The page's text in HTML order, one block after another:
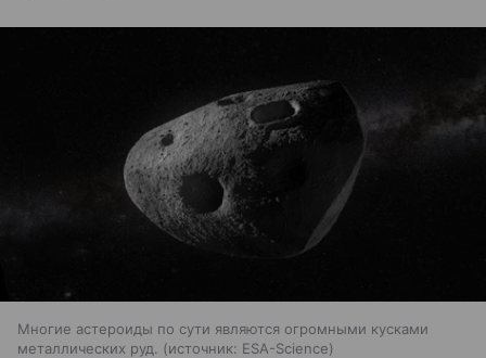
Многие астероиды по сути являются огромными кусками
металлических руд.
источник: ESA-Science